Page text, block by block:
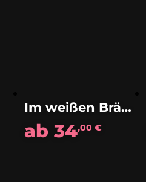
Im weißen Bräuhaus (Polka)
ab34,00€